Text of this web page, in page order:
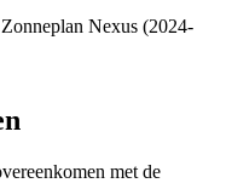
Nexus (2024-
met de